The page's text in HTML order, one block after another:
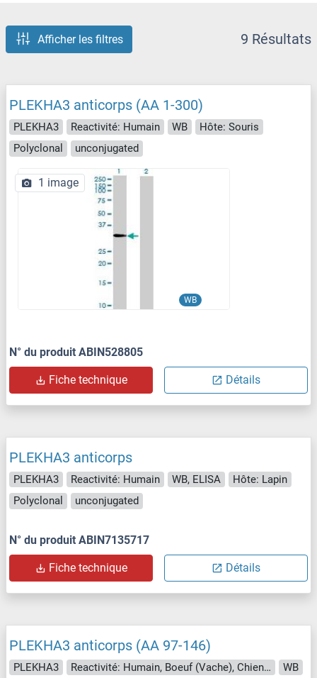
Afficher les filtres 9 Résultats
PLEKHA3 anticorps (AA 1-300)
PLEKHA3 Reactivité: Humain WB
Hôte: Souris
Polyclonal
unconjugated
WB
1 image
N° du produit ABIN528805
Fiche technique Détails
PLEKHA3 anticorps
PLEKHA3 Reactivité: Humain WB, ELISA
Hôte: Lapin
Polyclonal
unconjugated
N° du produit ABIN7135717
Fiche technique Détails
PLEKHA3 anticorps (AA 97-146)
PLEKHA3 Reactivité: Humain, Boeuf (Vache), Chien, Cheval, Porc, Lapin, Roussette (Chauve-souris), Singe
WB